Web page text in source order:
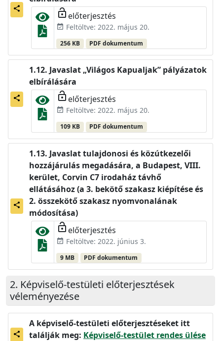
share lock_open előterjesztés
event_available Feltöltve: 2022. május 20.
256 KB PDF dokumentum
share
Javaslat „Világos Kapualjak” pályázatok
elbírálására
lock_open előterjesztés
event_available Feltöltve: 2022. május 20.
109 KB PDF dokumentum
share
Javaslat tulajdonosi és közútkezelői
hozzájárulás megadására, a Budapest, VIII.
kerület, Corvin C7 irodaház távhő
ellátásához (a 3. bekötő szakasz kiépítése és
2. összekötő szakasz nyomvonalának
módosítása)
lock_open előterjesztés
event_available Feltöltve: 2022. június 3.
9 MB PDF dokumentum
Képviselő-testületi előterjesztések
véleményezése
share
A képviselő-testületi előterjesztéseket itt
találják meg: Képviselő-testület rendes ülése